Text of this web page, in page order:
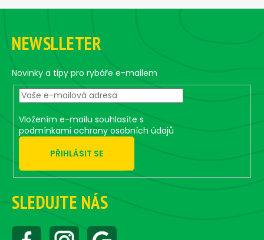
m
e
ČEBURAŠKA
STANDUP
KS,
15
65
Kč
Z
NEWSLLETER
Novinky a tipy pro rybáře e-mailem
Vložením e-mailu souhlasíte s
podmínkami ochrany osobních údajů
PŘIHLÁSIT SE
SLEDUJTE NÁS